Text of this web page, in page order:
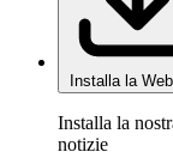
Installa la
Installa la
notizie